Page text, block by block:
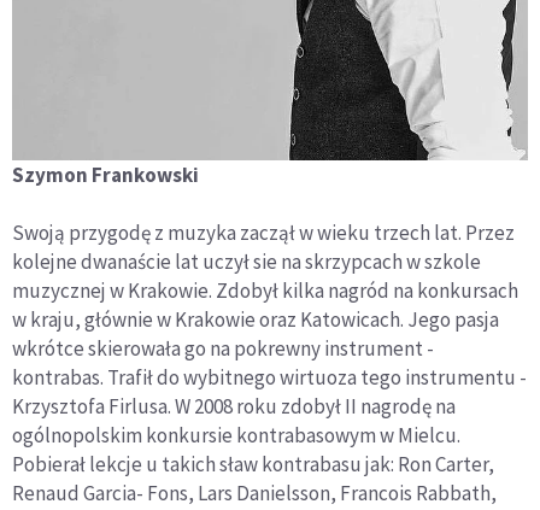
Szymon Frankowski
Swoją przygodę z muzyka zaczął w wieku trzech lat. Przez
kolejne dwanaście lat uczył sie na skrzypcach w szkole
muzycznej w Krakowie. Zdobył kilka nagród na konkursach
w kraju, głównie w Krakowie oraz Katowicach. Jego pasja
wkrótce skierowała go na pokrewny instrument -
kontrabas. Trafił do wybitnego wirtuoza tego instrumentu -
Krzysztofa Firlusa. W 2008 roku zdobył II nagrodę na
ogólnopolskim konkursie kontrabasowym w Mielcu.
Pobierał lekcje u takich sław kontrabasu jak: Ron Carter,
Renaud Garcia- Fons, Lars Danielsson, Francois Rabbath,